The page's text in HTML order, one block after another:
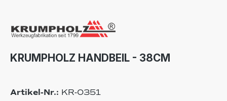
KRUMPHOLZ HANDBEIL - 38CM
Artikel-Nr.: KR-0351